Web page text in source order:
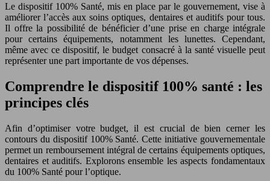
Le dispositif 100% Santé, mis en place par le gouvernement, vise à
améliorer l’accès aux soins optiques, dentaires et auditifs pour tous.
Il offre la possibilité de bénéficier d’une prise en charge intégrale
pour certains équipements, notamment les lunettes. Cependant,
même avec ce dispositif, le budget consacré à la santé visuelle peut
représenter une part importante de vos dépenses.
Comprendre le dispositif 100% santé : les
principes clés
Afin d’optimiser votre budget, il est crucial de bien cerner les
contours du dispositif 100% Santé. Cette initiative gouvernementale
permet un remboursement intégral de certains équipements optiques,
dentaires et auditifs. Explorons ensemble les aspects fondamentaux
du 100% Santé pour l’optique.